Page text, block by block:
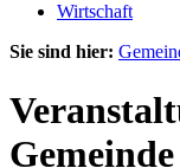
Wirtschaft
Sie sind hier: